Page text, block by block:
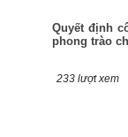
Quyết định
phong trào
233 lượt xem